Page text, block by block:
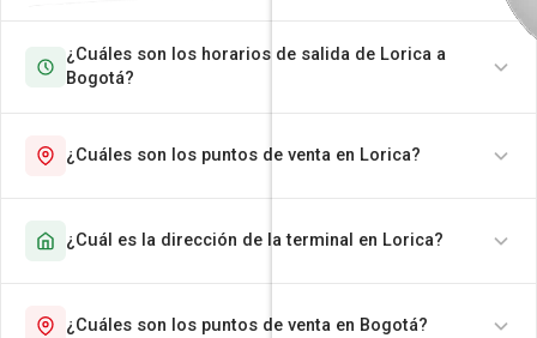
¿Cuáles son los horarios de salida de Lorica a
Bogotá?
¿Cuáles son los puntos de venta en Lorica?
¿Cuál es la dirección de la terminal en Lorica?
¿Cuáles son los puntos de venta en Bogotá?